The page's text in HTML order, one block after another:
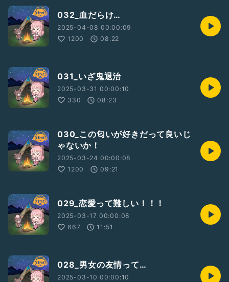
032_血だらけ…
2025-04-08 00:00:09
1200
08:22
031_いざ鬼退治
2025-03-31 00:00:10
330
08:23
030_この匂いが好きだって良いじ
ゃないか！
2025-03-24 00:00:08
1200
09:21
029_恋愛って難しい！！！
2025-03-17 00:00:08
667
11:51
028_男女の友情って…
2025-03-10 00:00:10